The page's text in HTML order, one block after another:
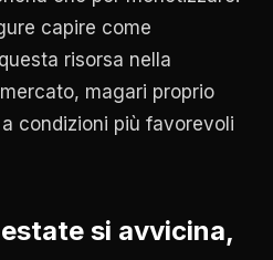
capire come
risorsa nella
magari proprio
a condizioni più favorevoli
si avvicina,